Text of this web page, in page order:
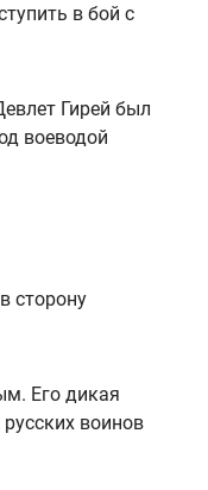
в бой с
Гирей был
воеводой
сторону
Его дикая
воинов